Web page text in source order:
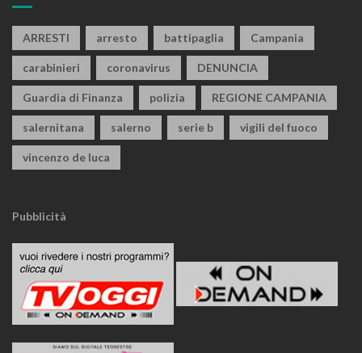
ARRESTI arresto battipaglia Campania
carabinieri coronavirus DENUNCIA
Guardia di Finanza polizia REGIONE CAMPANIA
salernitana salerno serie b vigili del fuoco
vincenzo de luca
Pubblicità